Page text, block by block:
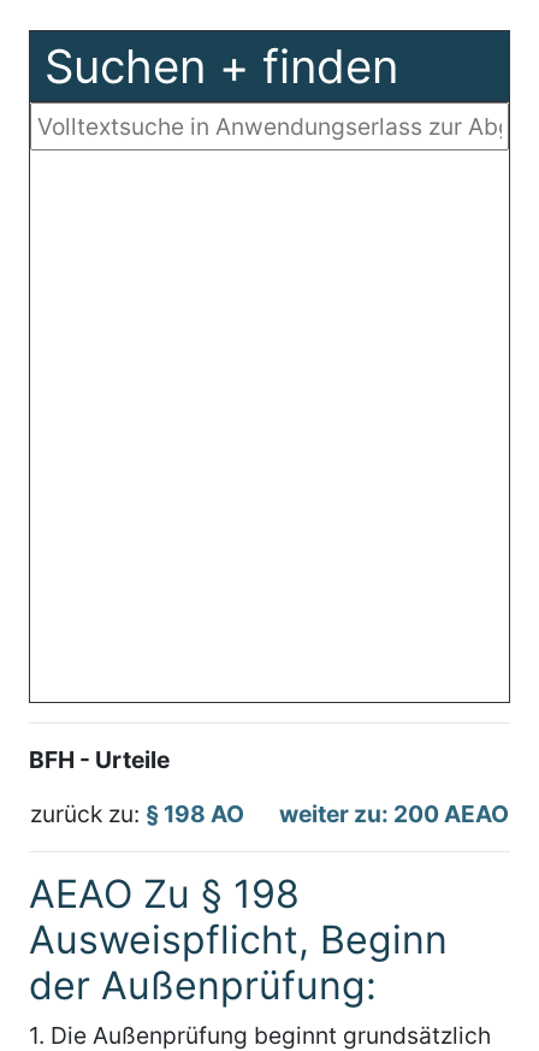
Suchen + finden
BFH - Urteile
zurück zu: § 198 AO weiter zu: 200 AEAO
AEAO Zu § 198
Ausweispflicht, Beginn
der Außenprüfung:
1. Die Außenprüfung beginnt grundsätzlich